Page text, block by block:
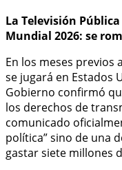
La Televisión
Mundial 2026: se
En los meses previos
se jugará en Estados
Gobierno confirmó
los derechos de
comunicado
política” sino de una
gastar siete millones